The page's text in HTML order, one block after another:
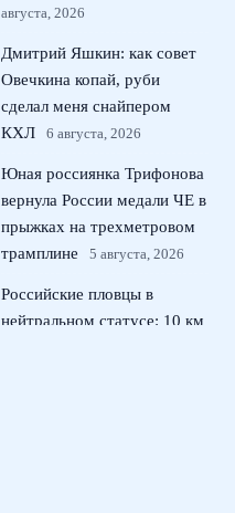
августа, 2026
Дмитрий Яшкин: как совет
Овечкина копай, руби
сделал меня снайпером
КХЛ
6 августа, 2026
Юная россиянка Трифонова
вернула России медали ЧЕ в
прыжках на трехметровом
трамплине
5 августа, 2026
Российские пловцы в
нейтральном статусе: 10 км